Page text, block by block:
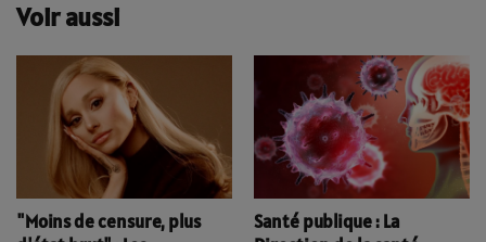
Voir aussi
"Moins de censure, plus
Santé publique : La